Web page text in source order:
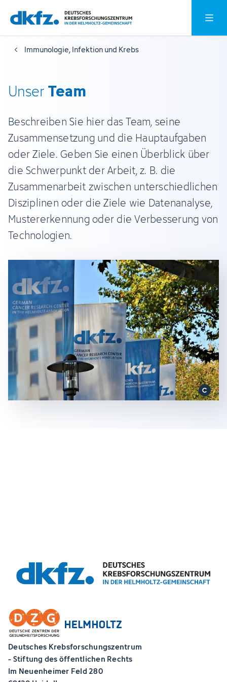
Zum
Hauptinhalt
springen
Zur
Fußzeile
springen
Immunologie, Infektion und Krebs
UnserTeam
Beschreiben Sie hier das Team, seine
Zusammensetzung und die Hauptaufgaben
oder Ziele. Geben Sie einen Überblick über
die Schwerpunkt der Arbeit, z. B. die
Zusammenarbeit zwischen unterschiedlichen
Disziplinen oder die Ziele wie Datenanalyse,
Mustererkennung oder die Verbesserung von
Technologien.
Deutsches Krebsforschungszentrum
- Stiftung des öffentlichen Rechts
Im Neuenheimer Feld 280